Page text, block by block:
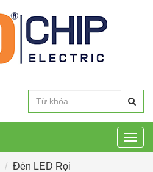
Đèn LED Rọi